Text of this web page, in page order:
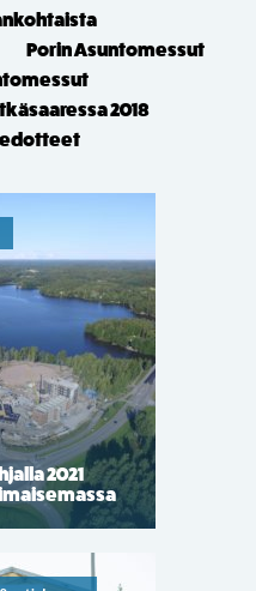
Porin Asuntomessut
2018
2021